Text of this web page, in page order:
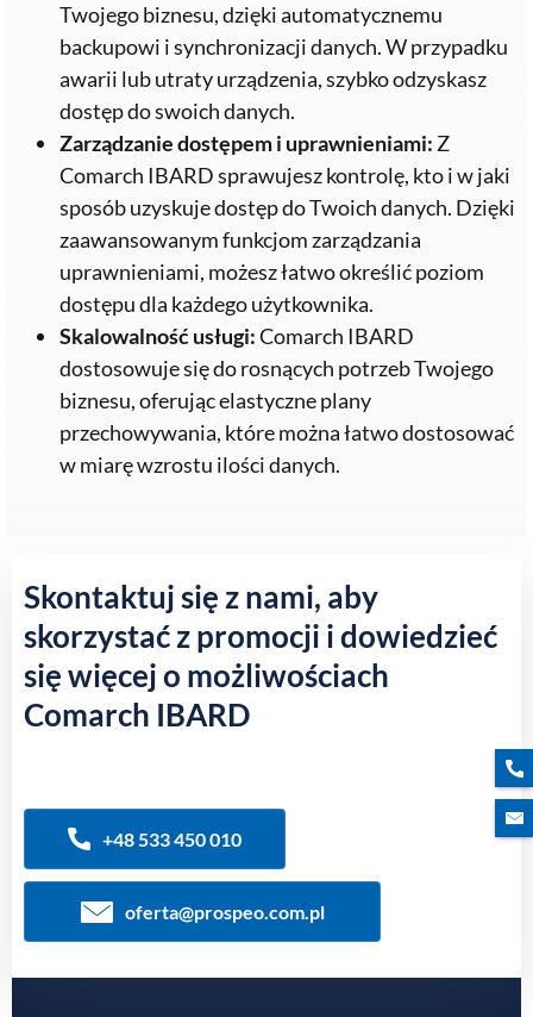
Twojego biznesu, dzięki automatycznemu
backupowi i synchronizacji danych. W przypadku
awarii lub utraty urządzenia, szybko odzyskasz
dostęp do swoich danych.
Zarządzanie dostępem i uprawnieniami: Z
Comarch IBARD sprawujesz kontrolę, kto i w jaki
sposób uzyskuje dostęp do Twoich danych. Dzięki
zaawansowanym funkcjom zarządzania
uprawnieniami, możesz łatwo określić poziom
dostępu dla każdego użytkownika.
Skalowalność usługi:Comarch IBARD
dostosowuje się do rosnących potrzeb Twojego
biznesu, oferując elastyczne plany
przechowywania, które można łatwo dostosować
w miarę wzrostu ilości danych.
Skontaktuj się z nami, aby
skorzystać z promocji i dowiedzieć
się więcej o możliwościach
Comarch IBARD
+48 533 450 010
oferta@prospeo.com.pl